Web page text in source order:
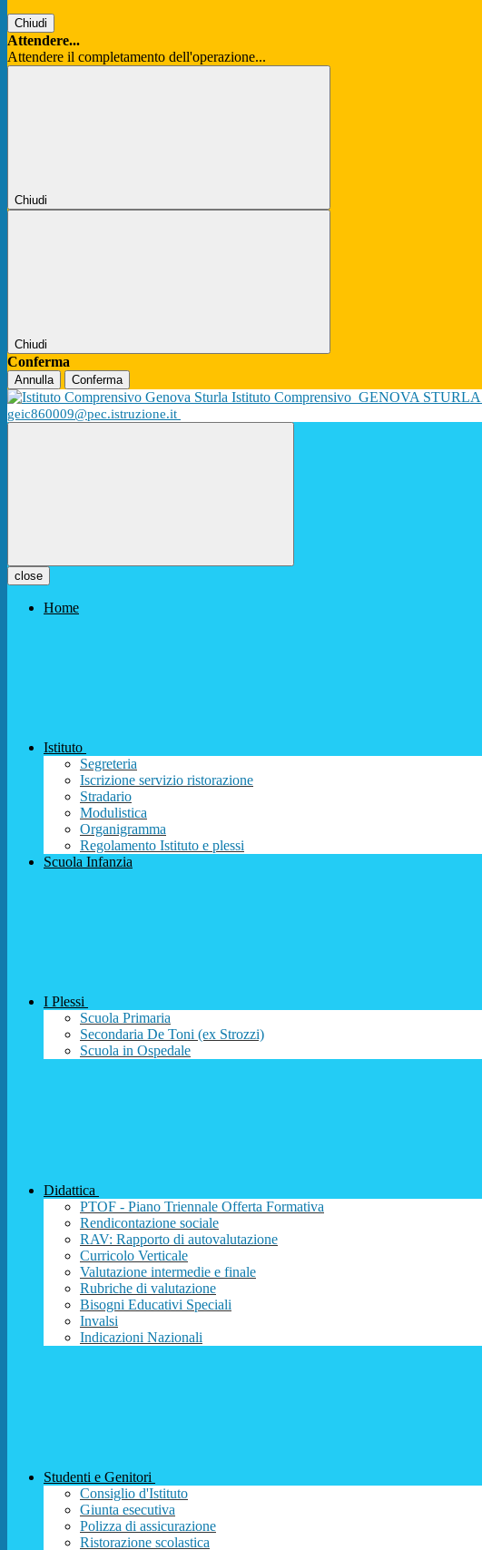
Chiudi
Attendere...
Attendere il completamento dell'operazione...
Chiudi
Chiudi
Conferma
Annulla Conferma
Istituto Comprensivo GENOVA STURLA
geic860009@pec.istruzione.it
close
Home
Istituto
Segreteria
Iscrizione servizio ristorazione
Stradario
Modulistica
Organigramma
Regolamento Istituto e plessi
Scuola Infanzia
I Plessi
Scuola Primaria
Secondaria De Toni (ex Strozzi)
Scuola in Ospedale
Didattica
PTOF - Piano Triennale Offerta Formativa
Rendicontazione sociale
RAV: Rapporto di autovalutazione
Curricolo Verticale
Valutazione intermedie e finale
Rubriche di valutazione
Bisogni Educativi Speciali
Invalsi
Indicazioni Nazionali
Studenti e Genitori
Consiglio d'Istituto
Giunta esecutiva
Polizza di assicurazione
Ristorazione scolastica